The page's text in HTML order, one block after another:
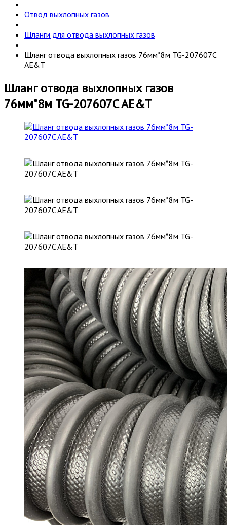
Отвод выхлопных газов
Шланги для отвода выхлопных газов
Шланг отвода выхлопных газов 76мм*8м TG-207607C
AE&T
Шланг отвода выхлопных газов
76мм*8м TG-207607C AE&T